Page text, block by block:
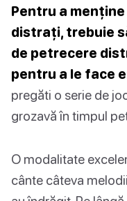
Pentru a
distrați, trebuie
de petrecere
pentru a le face
pregăti o serie de
grozavă în timpul
O modalitate
cânte câteva